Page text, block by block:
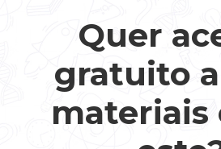
Quer
gratuito
materiais